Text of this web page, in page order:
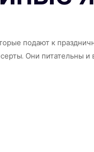
подают к
Они питательны